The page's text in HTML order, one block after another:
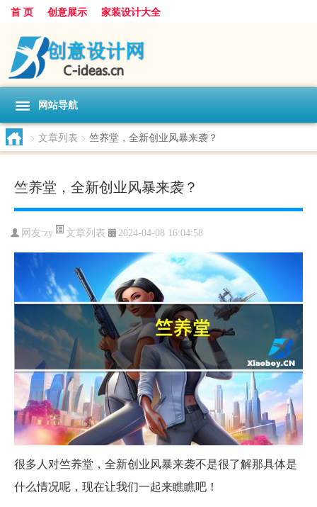
首 页 创意展示 家装设计大全
网站导航
> 文章列表 > 竺养堂，全新创业风暴来袭？
竺养堂，全新创业风暴来袭？
网友:zy 文章列表 2024-04-08 16:04:58
很多人对竺养堂，全新创业风暴来袭不是很了解那具体是
什么情况呢，现在让我们一起来瞧瞧吧！